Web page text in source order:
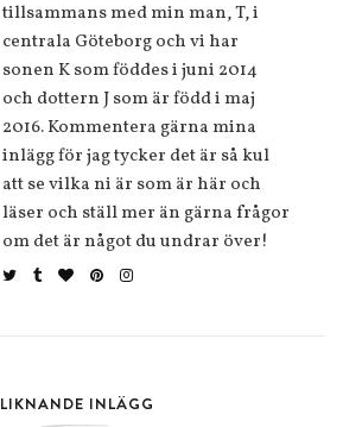
tillsammans med min man, T, i
centrala Göteborg och vi har
sonen K som föddes i juni 2014
och dottern J som är född i maj
2016. Kommentera gärna mina
inlägg för jag tycker det är så kul
att se vilka ni är som är här och
läser och ställ mer än gärna frågor
om det är något du undrar över!
LIKNANDE INLÄGG